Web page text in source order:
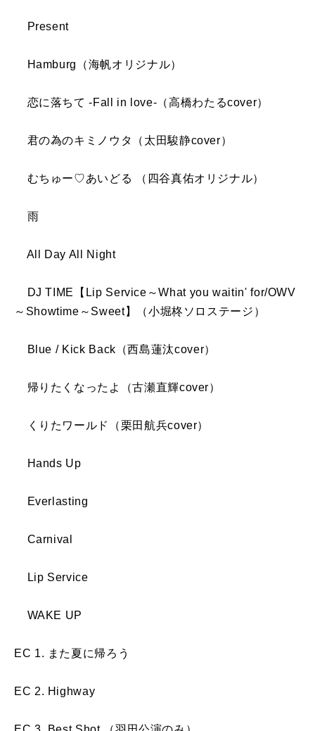
Present
Hamburg（海帆オリジナル）
恋に落ちて -Fall in love-（高橋わたるcover）
君の為のキミノウタ（太田駿静cover）
むちゅー♡あいどる （四谷真佑オリジナル）
雨
All Day All Night
DJ TIME【Lip Service～What you waitin' for/OWV
～Showtime～Sweet】（小堀柊ソロステージ）
Blue / Kick Back（西島蓮汰cover）
帰りたくなったよ（古瀬直輝cover）
くりたワールド（栗田航兵cover）
Hands Up
Everlasting
Carnival
Lip Service
WAKE UP
EC 1. また夏に帰ろう
EC 2. Highway